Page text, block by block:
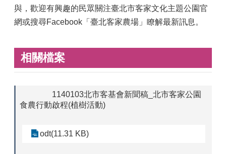
與，歡迎有興趣的民眾關注臺北市客家文化主題公園官
網或搜尋Facebook「臺北客家農場」瞭解最新訊息。
相關檔案
1140103北市客基會新聞稿_北市客家公園
食農行動啟程(植樹活動)
odt(11.31 KB)